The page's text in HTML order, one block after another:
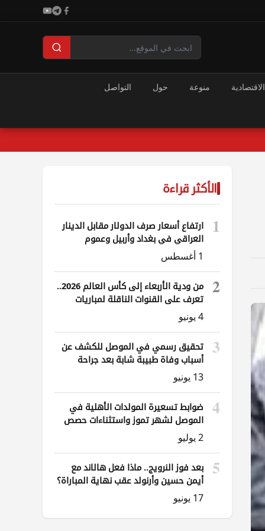
منوعة حول التواصل
الأكثر قراءة
1
ارتفاع أسعار صرف الدولار مقابل الدينار
العراقي في بغداد وأربيل وعموم
المحافظات
1 أغسطس
2
من ودية الأربعاء إلى كأس العالم 2026..
تعرف على القنوات الناقلة لمباريات
العراق
4 يونيو
3
تحقيق رسمي في الموصل للكشف عن
أسباب وفاة طبيبة شابة بعد جراحة
ناظورية
13 يونيو
4
ضوابط تسعيرة المولدات الأهلية في
الموصل لشهر تموز واستثناءات حصص
الوقود
2 يوليو
5
بعد فوز النرويج.. ماذا فعل هالاند مع
أيمن حسين وأرنولد عقب نهاية المباراة؟
17 يونيو